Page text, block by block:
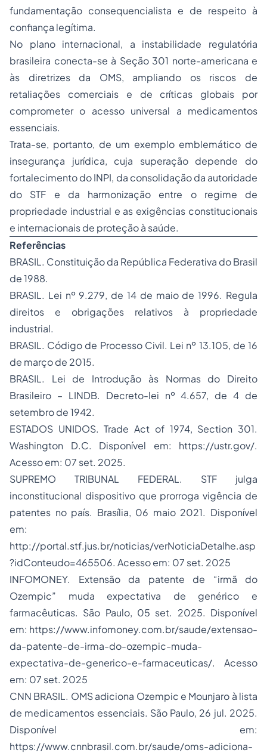
fundamentação consequencialista e de respeito à
confiança legítima.
No plano internacional, a instabilidade regulatória
brasileira conecta-se à Seção 301 norte-americana e
às diretrizes da OMS, ampliando os riscos de
retaliações comerciais e de críticas globais por
comprometer o acesso universal a medicamentos
essenciais.
Trata-se, portanto, de um exemplo emblemático de
insegurança jurídica, cuja superação depende do
fortalecimento do INPI, da consolidação da autoridade
do STF e da harmonização entre o regime de
propriedade industrial e as exigências constitucionais
e internacionais de proteção à saúde.
Referências
BRASIL. Constituição da República Federativa do Brasil
de 1988.
BRASIL. Lei nº 9.279, de 14 de maio de 1996. Regula
direitos e obrigações relativos à propriedade
industrial.
BRASIL. Código de Processo Civil. Lei nº 13.105, de 16
de março de 2015.
BRASIL. Lei de Introdução às Normas do Direito
Brasileiro – LINDB. Decreto-lei nº 4.657, de 4 de
setembro de 1942.
ESTADOS UNIDOS. Trade Act of 1974, Section 301.
Washington D.C. Disponível em: https://ustr.gov/.
Acesso em: 07 set. 2025.
SUPREMO TRIBUNAL FEDERAL. STF julga
inconstitucional dispositivo que prorroga vigência de
patentes no país. Brasília, 06 maio 2021. Disponível
em:
http://portal.stf.jus.br/noticias/verNoticiaDetalhe.asp
?idConteudo=465506. Acesso em: 07 set. 2025
INFOMONEY. Extensão da patente de “irmã do
Ozempic” muda expectativa de genérico e
farmacêuticas. São Paulo, 05 set. 2025. Disponível
em: https://www.infomoney.com.br/saude/extensao-
da-patente-de-irma-do-ozempic-muda-
expectativa-de-generico-e-farmaceuticas/. Acesso
em: 07 set. 2025
CNN BRASIL. OMS adiciona Ozempic e Mounjaro à lista
de medicamentos essenciais. São Paulo, 26 jul. 2025.
Disponível em:
https://www.cnnbrasil.com.br/saude/oms-adiciona-